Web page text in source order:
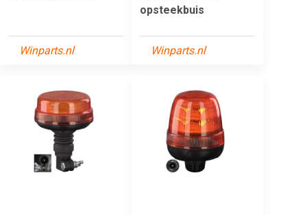
Winparts.nl
opsteekbuis
Winparts.nl